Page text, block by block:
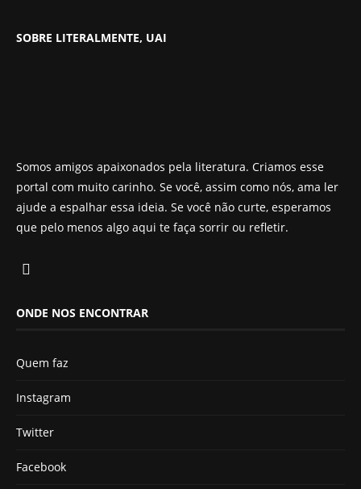
SOBRE LITERALMENTE, UAI
Somos amigos apaixonados pela literatura. Criamos esse
portal com muito carinho. Se você, assim como nós, ama ler
ajude a espalhar essa ideia. Se você não curte, esperamos
que pelo menos algo aqui te faça sorrir ou refletir.
ONDE NOS ENCONTRAR
Quem faz
Instagram
Twitter
Facebook